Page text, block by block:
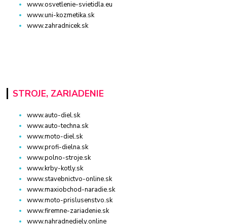
www.osvetlenie-svietidla.eu
www.uni-kozmetika.sk
www.zahradnicek.sk
STROJE, ZARIADENIE
www.auto-diel.sk
www.auto-techna.sk
www.moto-diel.sk
www.profi-dielna.sk
www.polno-stroje.sk
www.krby-kotly.sk
www.stavebnictvo-online.sk
www.maxiobchod-naradie.sk
www.moto-prislusenstvo.sk
www.firemne-zariadenie.sk
www.nahradnediely.online